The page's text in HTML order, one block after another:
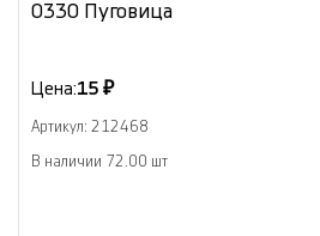
0330 Пуговица
Цена:15 ₽
Артикул: 212468
В наличии 72.00 шт